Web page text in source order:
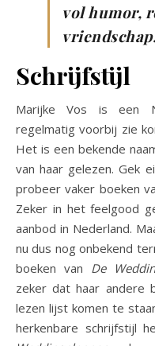
vol humor,
Schrijfstijl
Marijke Vos is een
regelmatig voorbij zie
Het is een bekende
van haar gelezen. Gek
probeer vaker boeken
Zeker in het feelgood
aanbod in Nederland.
nu dus nog onbekend
boeken van De
zeker dat haar andere
lezen lijst komen te
herkenbare schrijfstijl